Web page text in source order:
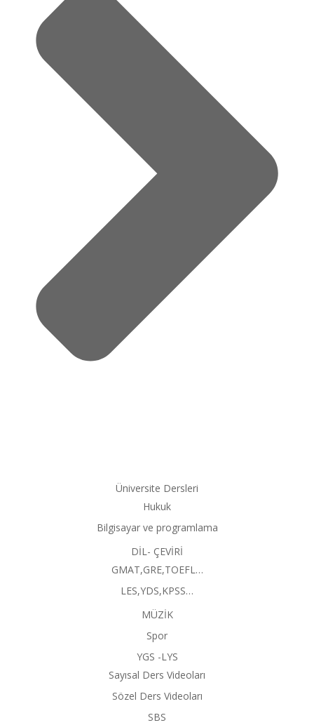
Üniversite Dersleri
Hukuk
Bilgisayar ve programlama
DİL- ÇEVİRİ
GMAT,GRE,TOEFL…
LES,YDS,KPSS…
MÜZİK
Spor
YGS -LYS
Sayısal Ders Videoları
Sözel Ders Videoları
SBS